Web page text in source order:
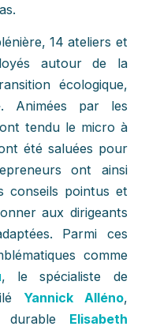
14 ateliers et
autour de la
écologique,
Animées par les
tendu le micro à
été saluées pour
ont ainsi
conseils pointus et
aux dirigeants
Parmi ces
comme
, le spécialiste de
Yannick Alléno,
durable Elisabeth